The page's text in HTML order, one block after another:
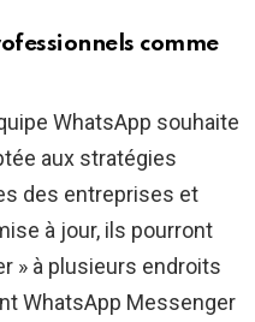
comme
WhatsApp souhaite
aux stratégies
des entreprises et
à jour, ils pourront
» à plusieurs endroits
WhatsApp Messenger